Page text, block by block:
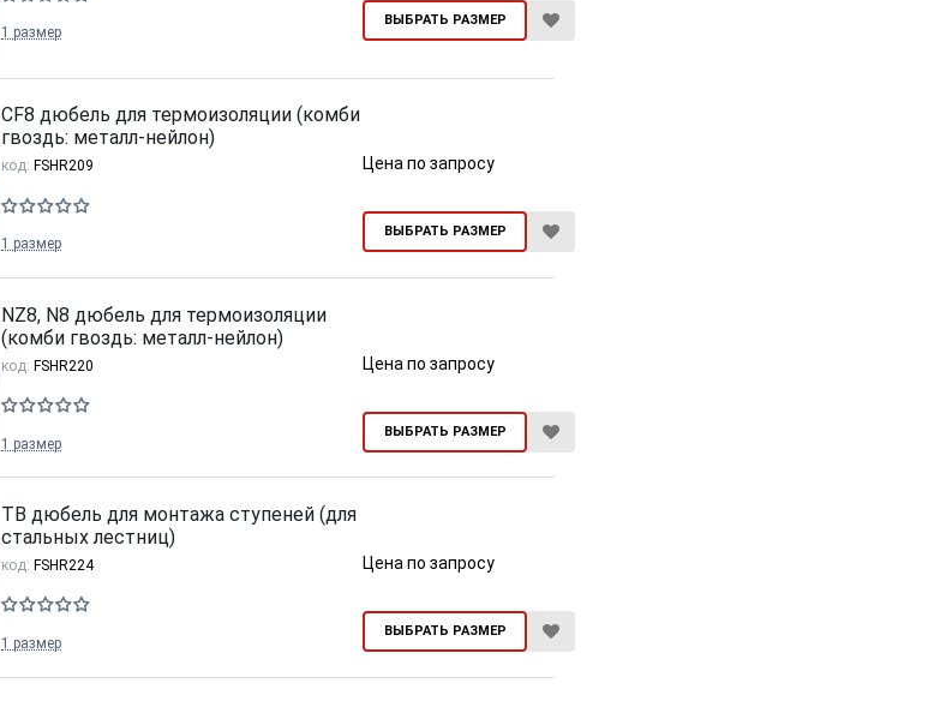
1 размер
ВЫБРАТЬ РАЗМЕР
CF8 дюбель для термоизоляции (комби
гвоздь: металл-нейлон)
код: FSHR209
1 размер
ВЫБРАТЬ РАЗМЕР
Цена по запросу
NZ8, N8 дюбель для термоизоляции
(комби гвоздь: металл-нейлон)
код: FSHR220
1 размер
ВЫБРАТЬ РАЗМЕР
Цена по запросу
TB дюбель для монтажа ступеней (для
стальных лестниц)
код: FSHR224
1 размер
ВЫБРАТЬ РАЗМЕР
Цена по запросу